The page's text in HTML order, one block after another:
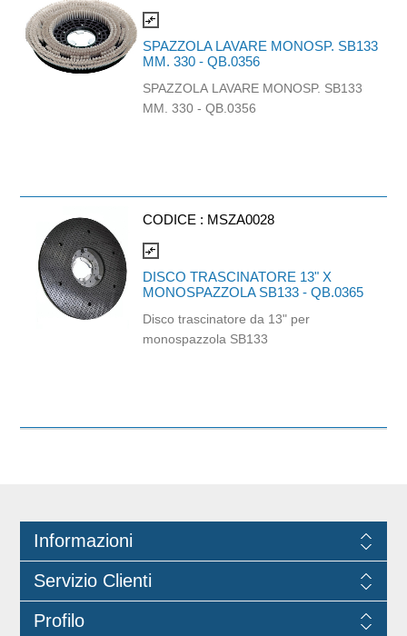
cod. NCB053. 6 capsule, filtro e
caricabatterie inclusi. Peso 3.2kg,
dimensioni: 27x24x12,20 cm
compare_arrows
SPAZZOLA LAVARE MONOSP. SB133
MM. 330 - QB.0356
SPAZZOLA LAVARE MONOSP. SB133
MM. 330 - QB.0356
CODICE : MSZA0028
compare_arrows
DISCO TRASCINATORE 13" X
MONOSPAZZOLA SB133 - QB.0365
Disco trascinatore da 13" per
monospazzola SB133
Informazioni
Servizio Clienti
Profilo